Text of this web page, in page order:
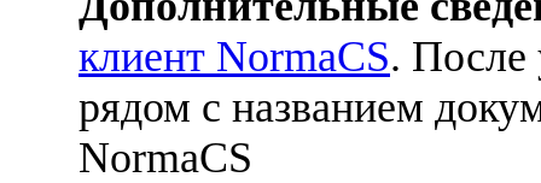
клиент NormaCS. После
рядом с названием
NormaCS